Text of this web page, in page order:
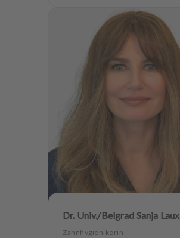
Dr. Univ./Belgrad Sanja Laux
Zahnhygienikerin